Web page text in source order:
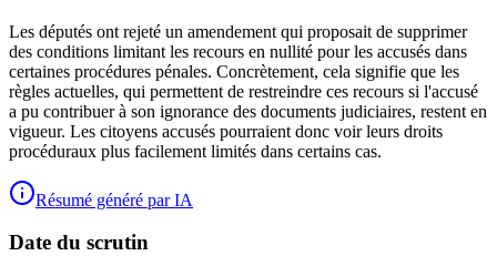
Les députés ont rejeté un amendement qui proposait de supprimer
des conditions limitant les recours en nullité pour les accusés dans
certaines procédures pénales. Concrètement, cela signifie que les
règles actuelles, qui permettent de restreindre ces recours si l'accusé
a pu contribuer à son ignorance des documents judiciaires, restent en
vigueur. Les citoyens accusés pourraient donc voir leurs droits
procéduraux plus facilement limités dans certains cas.
Résumé généré par IA
Date du scrutin